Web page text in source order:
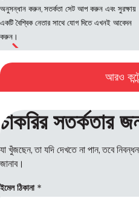
অনুসন্ধান করুন, সতর্কতা সেট আপ করুন এবং সুরক্ষায়
একটি বৈশ্বিক নেতার সাথে যোগ দিতে এখনই আবেদন
করুন।
আরও
চাকরির
যা খুঁজছেন, তা যদি দেখতে না পান, তবে
জানাব।
ইমেল ঠিকানা